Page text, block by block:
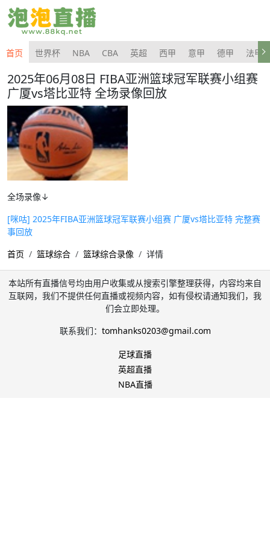
首页 世界杯 NBA CBA 英超 西甲 意甲 德甲 法甲
2025年06月08日 FIBA亚洲篮球冠军联赛小组赛
广厦vs塔比亚特 全场录像回放
全场录像↓
[咪咕] 2025年FIBA亚洲篮球冠军联赛小组赛 广厦vs塔比亚特 完整赛
事回放
首页
篮球综合 篮球综合录像 详情
本站所有直播信号均由用户收集或从搜索引擎整理获得，内容均来自
互联网，我们不提供任何直播或视频内容，如有侵权请通知我们，我
们会立即处理。
联系我们： tomhanks0203@gmail.com
足球直播
英超直播
NBA直播